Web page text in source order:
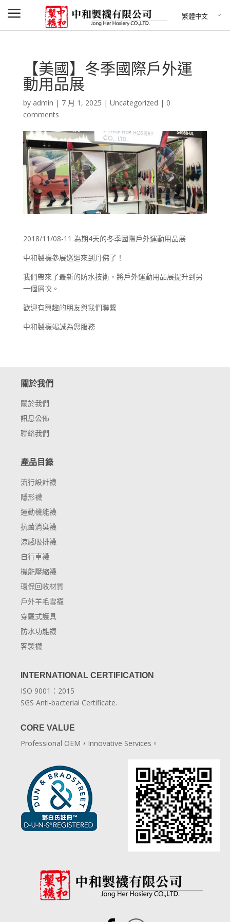
a 繁體中文
【美國】冬季國際戶外運
動用品展
by admin | 7 月 1, 2025 | Uncategorized | 0
comments
2018/11/08-11 為期4天的冬季國際戶外運動用品展
中和製襪參展巡迴來到丹佛了！
我們帶來了最新的防水技術，將戶外運動用品展提升到另
一個層次。
歡迎有興趣的朋友與我們聯繫
中和製襪竭誠為您服務
關於我們
關於我們
訊息公佈
聯絡我們
產品目錄
流行設計襪
隱形襪
運動機能襪
抗菌消臭襪
涼感吸排襪
自行車襪
機能壓縮襪
環保回收材質
戶外羊毛雪襪
穿戴式護具
防水功能襪
客製襪
INTERNATIONAL CERTIFICATION
ISO 9001：2015
SGS Anti-bacterial Certificate.
CORE VALUE
Professional OEM，Innovative Services。